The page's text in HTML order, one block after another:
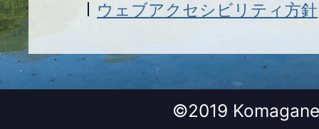
ウェブアクセシビリティ方針
©2019